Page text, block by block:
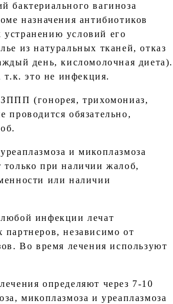
бактериального вагиноза
назначения антибиотиков
условий его
из натуральных тканей, отказ
день, кисломолочная диета).
т.к. это не инфекция.
(гонорея, трихомониаз,
проводится обязательно,
и микоплазмоза
только при наличии жалоб,
или наличии
инфекции лечат
партнеров, независимо от
Во время лечения используют
определяют через 7-10
микоплазмоза и уреаплазмоза